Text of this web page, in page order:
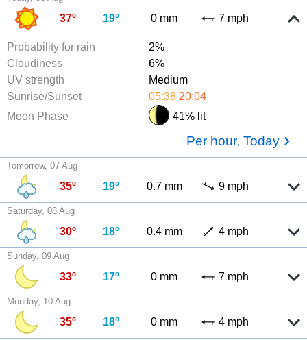
37º 19º 0 mm 7 mph
Probability for rain
2%
Cloudiness
6%
UV strength
Medium
Sunrise/Sunset
05:38 20:04
Moon Phase
41% lit
Per hour, Today
Tomorrow, 07 Aug
35º 19º 0.7 mm 9 mph
Saturday, 08 Aug
30º 18º 0.4 mm 4 mph
Sunday, 09 Aug
33º 17º 0 mm 7 mph
Monday, 10 Aug
35º 18º 0 mm 4 mph